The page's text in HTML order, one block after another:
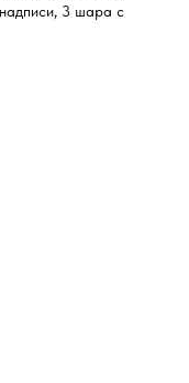
3 шара с